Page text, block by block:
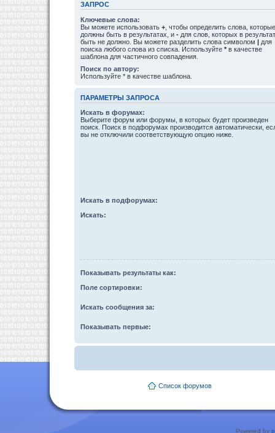
ЗАПРОС
Ключевые слова:
Вы можете использовать + , чтобы определить слова, которые
должны быть в результатах, и - для слов, которых в
быть не должно. Вы можете разделить слова символом | для
поиска любого слова из списка. Используйте * в качестве
шаблона для частичного совпадения.
Поиск по автору:
Используйте * в качестве шаблона.
ПАРАМЕТРЫ ЗАПРОСА
Искать в форумах:
Выберите форум или форумы, в которых будет произведен
поиск. Поиск в подфорумах производится автоматически,
вы не отключили соответствующую опцию ниже.
Искать в подфорумах:
Искать:
Показывать результаты как:
Поле сортировки:
Искать сообщения за:
Показывать первые:
Список форумов
Powered by